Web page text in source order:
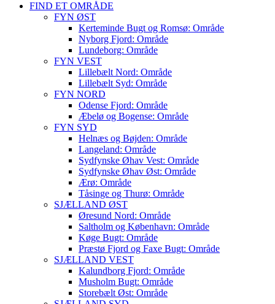
FIND ET OMRÅDE
FYN ØST
Kerteminde Bugt og Romsø: Område
Nyborg Fjord: Område
Lundeborg: Område
FYN VEST
Lillebælt Nord: Område
Lillebælt Syd: Område
FYN NORD
Odense Fjord: Område
Æbelø og Bogense: Område
FYN SYD
Helnæs og Bøjden: Område
Langeland: Område
Sydfynske Øhav Vest: Område
Sydfynske Øhav Øst: Område
Ærø: Område
Tåsinge og Thurø: Område
SJÆLLAND ØST
Øresund Nord: Område
Saltholm og København: Område
Køge Bugt: Område
Præstø Fjord og Faxe Bugt: Område
SJÆLLAND VEST
Kalundborg Fjord: Område
Musholm Bugt: Område
Storebælt Øst: Område